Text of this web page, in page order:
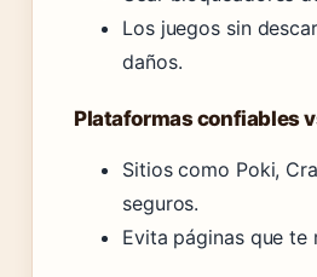
Los juegos sin
daños.
Plataformas confiables
Sitios como Poki,
seguros.
Evita páginas que te